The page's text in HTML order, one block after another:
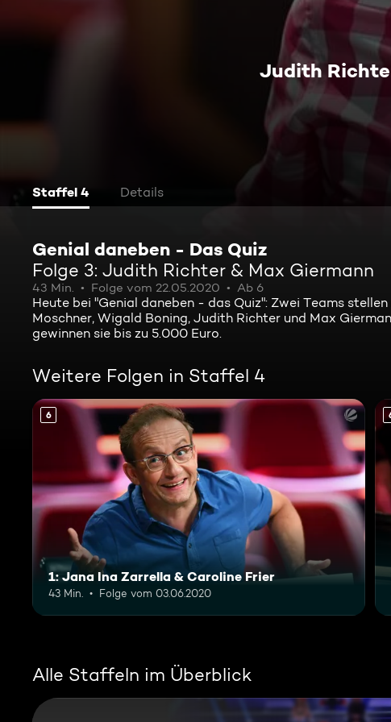
Judith
Staffel 4 Details
Genial daneben - Das Quiz
Folge 3: Judith Richter & Max Giermann
43 Min. Folge vom 22.05.2020 Ab 6
Heute bei "Genial daneben - das Quiz": Zwei Teams
Moschner, Wigald Boning, Judith Richter und Max
gewinnen sie bis zu 5.000 Euro.
Weitere Folgen in Staffel 4
6
1: Jana Ina Zarrella & Caroline Frier
43 Min. Folge vom 03.06.2020
Alle Staffeln im Überblick